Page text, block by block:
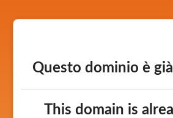
Questo dominio è
This domain is